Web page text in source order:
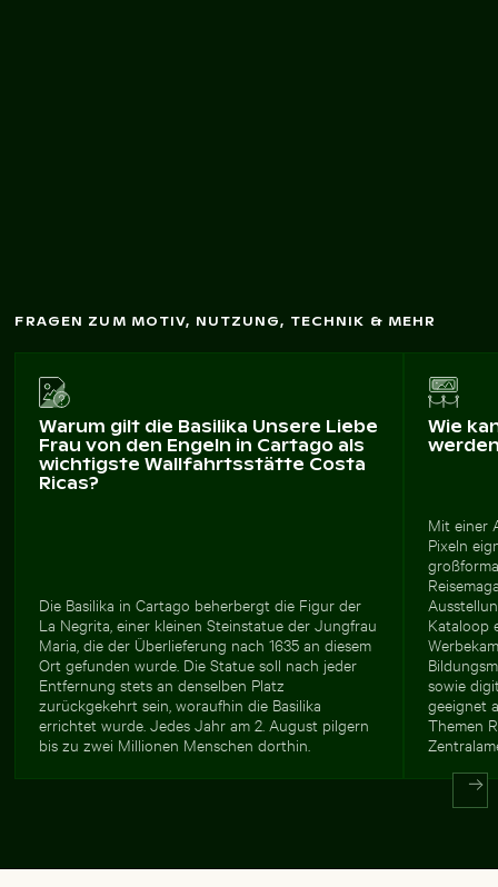
FRAGEN ZUM MOTIV, NUTZUNG, TECHNIK & MEHR
Warum gilt die Basilika Unsere Liebe
Frau von den Engeln in Cartago als
wichtigste Wallfahrtsstätte Costa
Ricas?
Die Basilika in Cartago beherbergt die Figur der
La Negrita, einer kleinen Steinstatue der Jungfrau
Maria, die der Überlieferung nach 1635 an diesem
Ort gefunden wurde. Die Statue soll nach jeder
Entfernung stets an denselben Platz
zurückgekehrt sein, woraufhin die Basilika
errichtet wurde. Jedes Jahr am 2. August pilgern
bis zu zwei Millionen Menschen dorthin.
Wie
Mit einer
Pixeln
Kataloop
sowie
geeignet
Themen